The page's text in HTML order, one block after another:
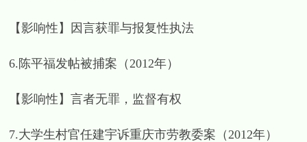
【影响性】因言获罪与报复性执法
6.陈平福发帖被捕案（2012年）
【影响性】言者无罪，监督有权
7.大学生村官任建宇诉重庆市劳教委案（2012年）